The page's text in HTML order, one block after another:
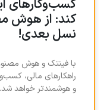
کند: از هوش
نسل بعدی!
با فینتک و هوش
و هوشمندتر خواهد شد.